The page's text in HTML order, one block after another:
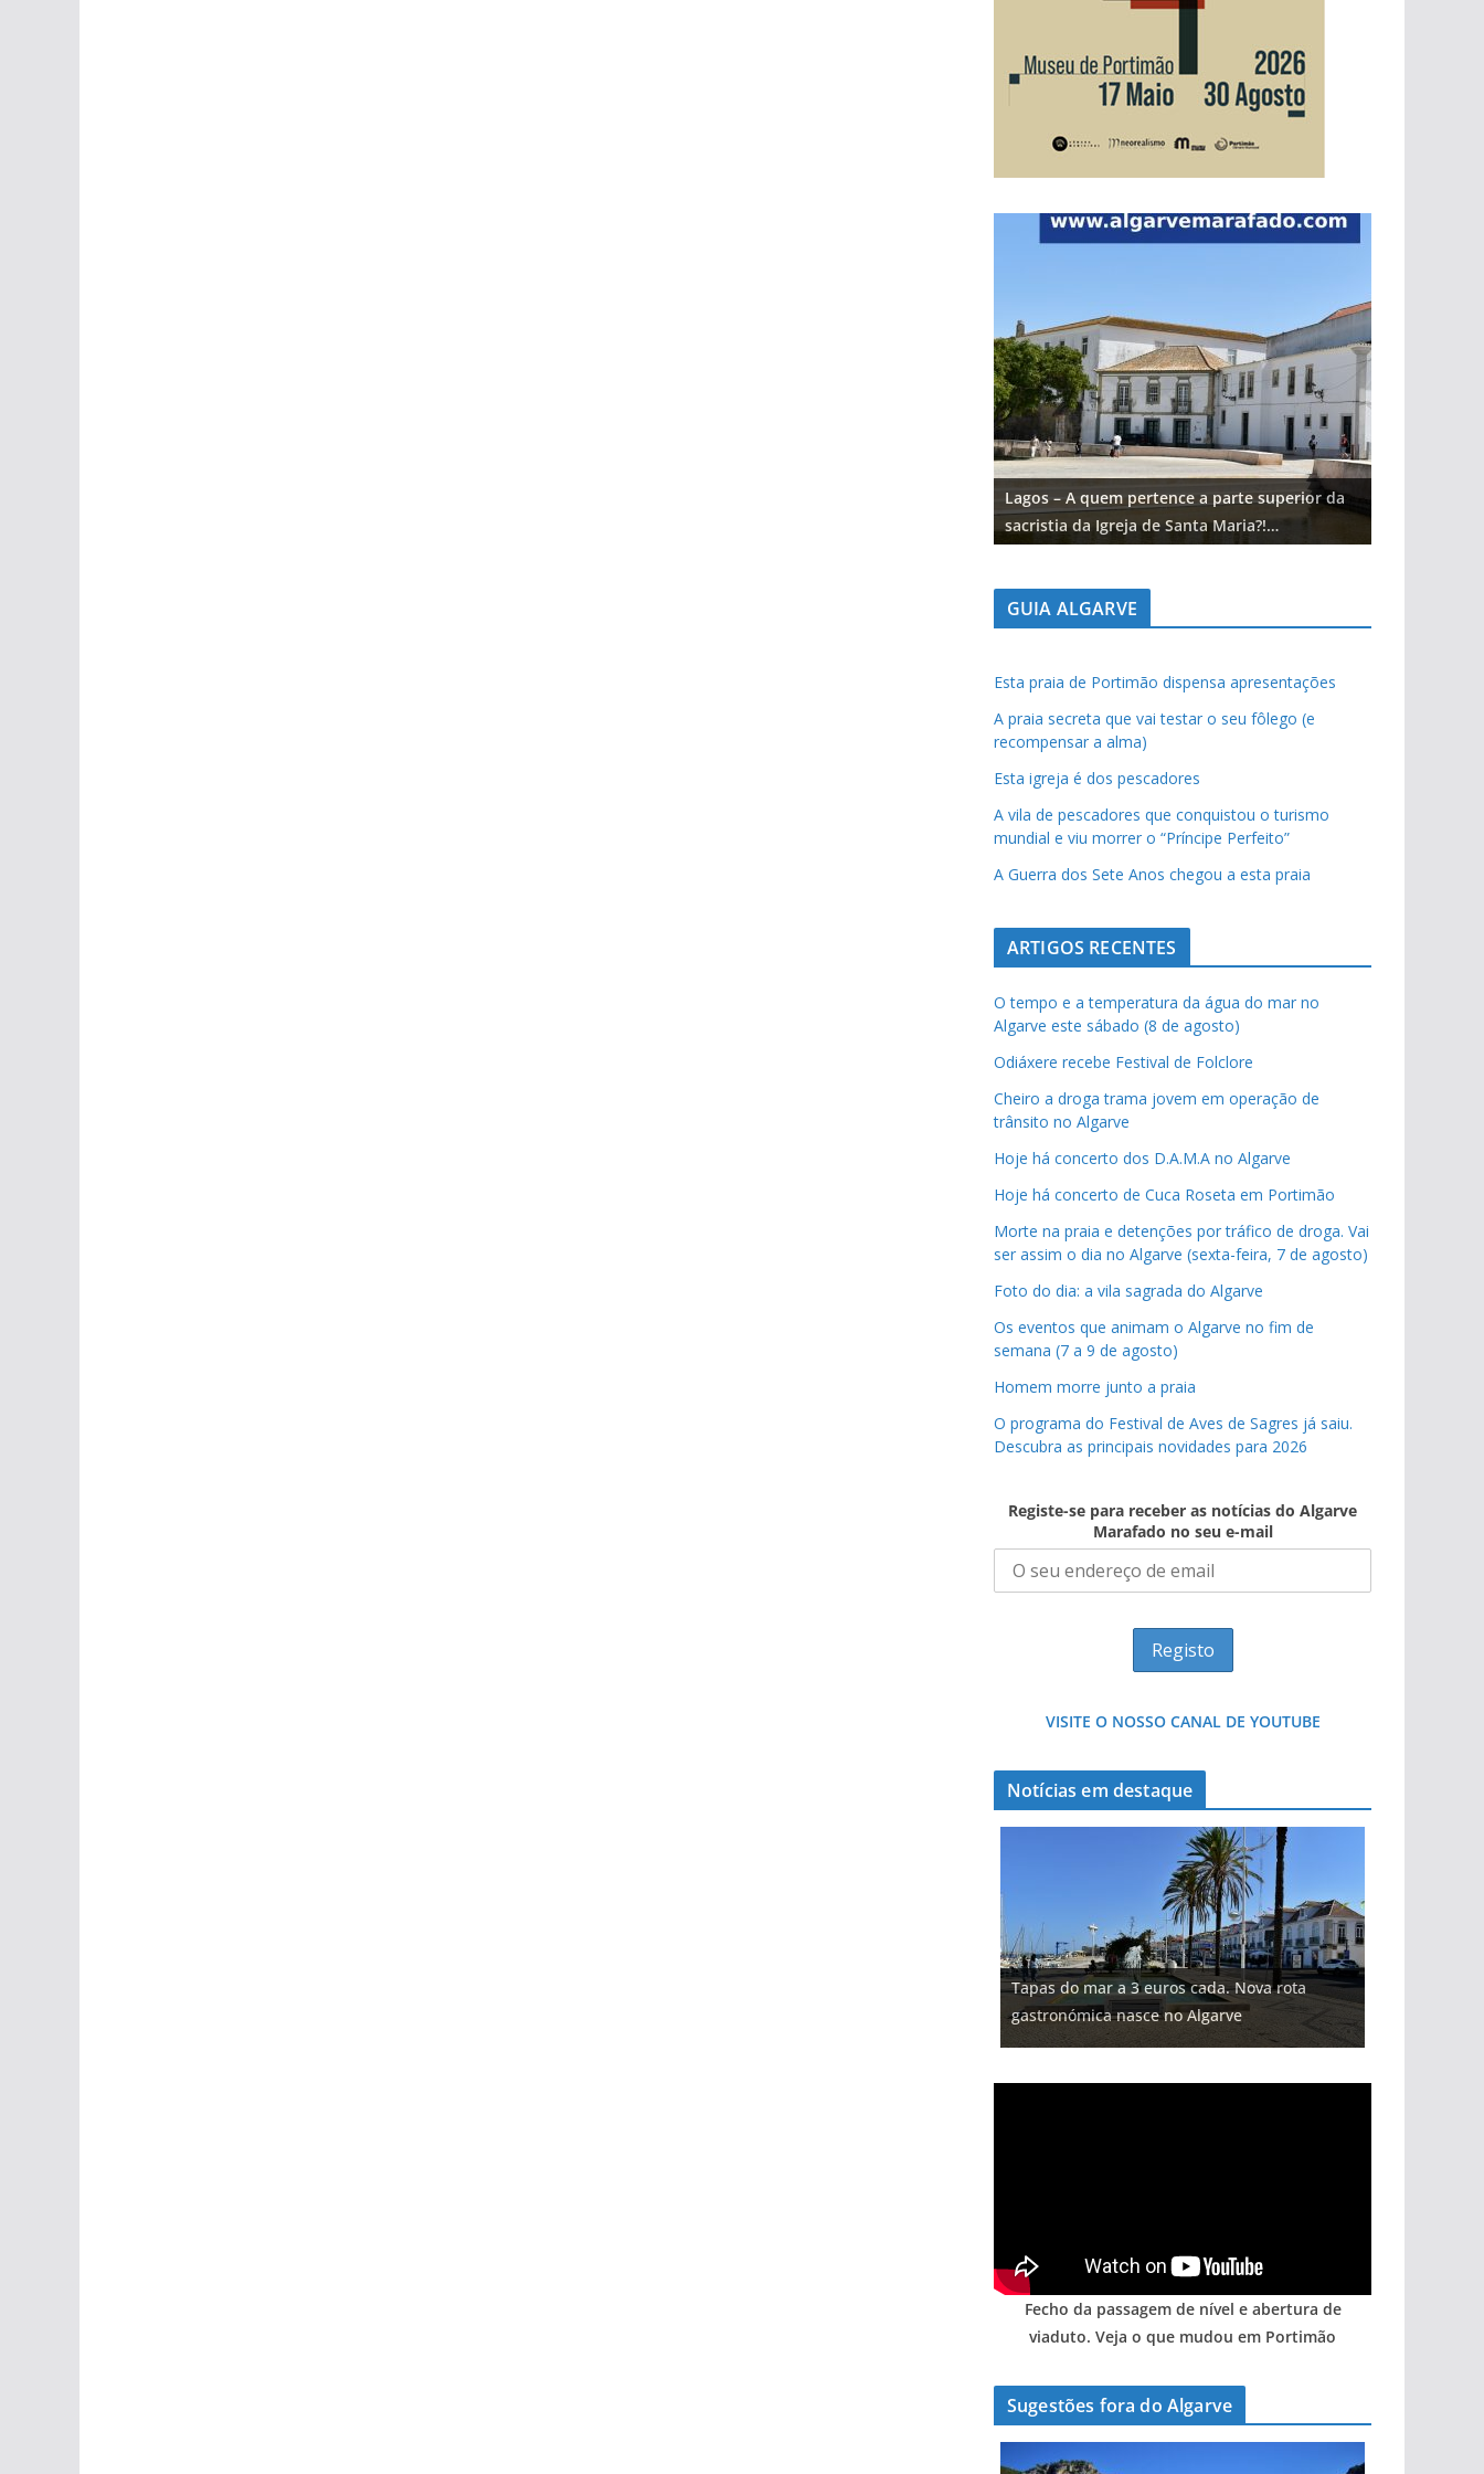
Lagos – A quem pertence a parte superior da
sacristia da Igreja de Santa Maria?!…
GUIA ALGARVE
Esta praia de Portimão dispensa apresentações
A praia secreta que vai testar o seu fôlego (e
recompensar a alma)
Esta igreja é dos pescadores
A vila de pescadores que conquistou o turismo
mundial e viu morrer o “Príncipe Perfeito”
A Guerra dos Sete Anos chegou a esta praia
ARTIGOS RECENTES
O tempo e a temperatura da água do mar no
Algarve este sábado (8 de agosto)
Odiáxere recebe Festival de Folclore
Cheiro a droga trama jovem em operação de
trânsito no Algarve
Hoje há concerto dos D.A.M.A no Algarve
Hoje há concerto de Cuca Roseta em Portimão
Morte na praia e detenções por tráfico de droga. Vai
ser assim o dia no Algarve (sexta-feira, 7 de agosto)
Foto do dia: a vila sagrada do Algarve
Os eventos que animam o Algarve no fim de
semana (7 a 9 de agosto)
Homem morre junto a praia
O programa do Festival de Aves de Sagres já saiu.
Descubra as principais novidades para 2026
Registe-se para receber as notícias do Algarve
Marafado no seu e-mail
VISITE O NOSSO CANAL DE YOUTUBE
Notícias em destaque
Tapas do mar a 3 euros cada. Nova rota
gastronómica nasce no Algarve
Milagre da água. Fontes emblemáticas do
Algarve voltam a ter vida (com vídeo)
Foto do dia: uma cidade algarvia que cresceu
entre redes e fábricas
Projeto milionário: investimento de 108
milhões de euros na construção de dois
hotéis (com vídeo)
Tempestades roubam areia de praias e põem
arribas em risco no Algarve (com vídeo)
Fecho da passagem de nível e abertura de
viaduto. Veja o que mudou em Portimão
Sugestões fora do Algarve